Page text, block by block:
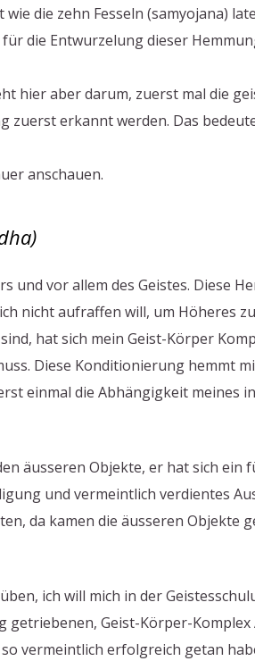
die zehn Fesseln (samyojana)
die Entwurzelung dieser
hier aber darum, zuerst mal die
erkannt werden. Das
anschauen.
vor allem des Geistes. Diese
nicht aufraffen will, um Höheres
hat sich mein Geist-Körper
Diese Konditionierung hemmt
einmal die Abhängigkeit meines
äusseren Objekte, er hat sich ein
und vermeintlich verdientes
da kamen die äusseren Objekte
ich will mich in der
Geist-Körper-
vermeintlich erfolgreich getan